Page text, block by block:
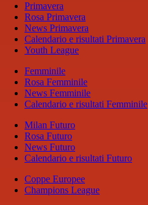
Primavera
Rosa Primavera
News Primavera
Calendario e risultati Primavera
Youth League
Femminile
Rosa Femminile
News Femminile
Calendario e risultati Femminile
Milan Futuro
Rosa Futuro
News Futuro
Calendario e risultati Futuro
Coppe Europee
Champions League